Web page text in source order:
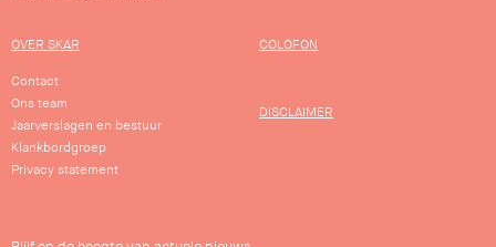
OVER SKAR
Contact
Ons team
Jaarverslagen en bestuur
Klankbordgroep
Privacy statement
COLOFON
DISCLAIMER